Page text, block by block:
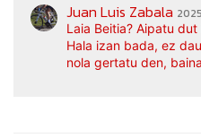
Juan Luis Zabala
Laia Beitia? Aipatu
Hala izan bada, ez
nola gertatu den,